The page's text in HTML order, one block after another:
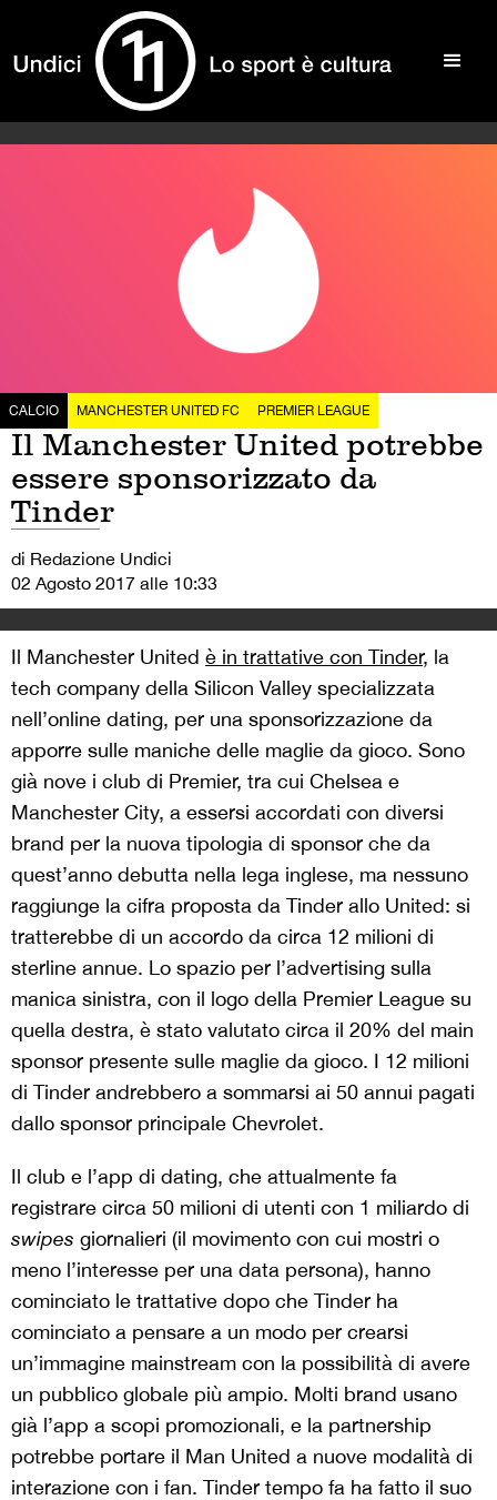
CALCIO MANCHESTER UNITED FC PREMIER LEAGUE
Il Manchester United potrebbe
essere sponsorizzato da
Tinder
di Redazione Undici
02 Agosto 2017 alle 10:33
Il Manchester United è in trattative con Tinder, la
tech company della Silicon Valley specializzata
nell’online dating, per una sponsorizzazione da
apporre sulle maniche delle maglie da gioco. Sono
già nove i club di Premier, tra cui Chelsea e
Manchester City, a essersi accordati con diversi
brand per la nuova tipologia di sponsor che da
quest’anno debutta nella lega inglese, ma nessuno
raggiunge la cifra proposta da Tinder allo United: si
tratterebbe di un accordo da circa 12 milioni di
sterline annue. Lo spazio per l’advertising sulla
manica sinistra, con il logo della Premier League su
quella destra, è stato valutato circa il 20% del main
sponsor presente sulle maglie da gioco. I 12 milioni
di Tinder andrebbero a sommarsi ai 50 annui pagati
dallo sponsor principale Chevrolet.
Il club e l’app di dating, che attualmente fa
registrare circa 50 milioni di utenti con 1 miliardo di
swipes giornalieri (il movimento con cui mostri o
meno l’interesse per una data persona), hanno
cominciato le trattative dopo che Tinder ha
cominciato a pensare a un modo per crearsi
un’immagine mainstream con la possibilità di avere
un pubblico globale più ampio. Molti brand usano
già l’app a scopi promozionali, e la partnership
potrebbe portare il Man United a nuove modalità di
interazione con i fan. Tinder tempo fa ha fatto il suo